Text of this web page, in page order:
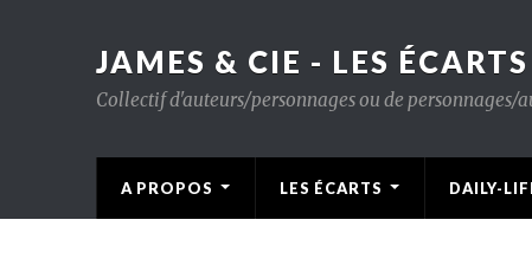
JAMES & CIE - LES ÉCARTS
Collectif d'auteurs/personnages ou de personnages/
A PROPOS LES ÉCARTS DAILY-